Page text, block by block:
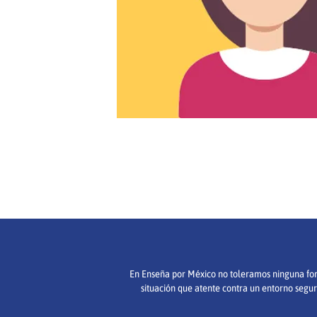
En Enseña por México no toleramos ninguna
situación que atente contra un entorno